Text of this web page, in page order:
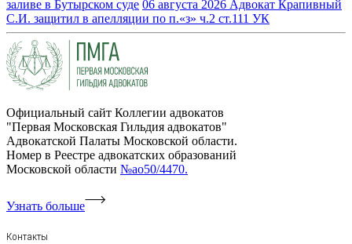
заливе в Бутырском суде 06 августа 2026 Адвокат Крапивный
С.И. защитил в апелляции по п.«з» ч.2 ст.111 УК
Официальный сайт Коллегии адвокатов
"Первая Московская Гильдия адвокатов"
Адвокатской Палаты Московской области.
Номер в Реестре адвокатских образований
Московской области №ао50/4470.
Узнать больше
Контакты